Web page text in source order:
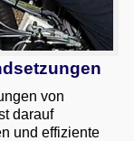
von
darauf
und effiziente